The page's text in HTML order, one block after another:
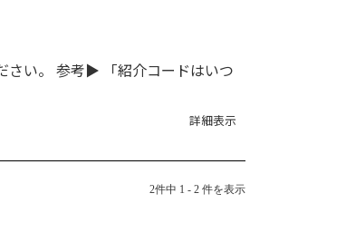
さい。 参考▶ 「紹介コードはいつ
詳細表示
2件中 1 - 2 件を表示